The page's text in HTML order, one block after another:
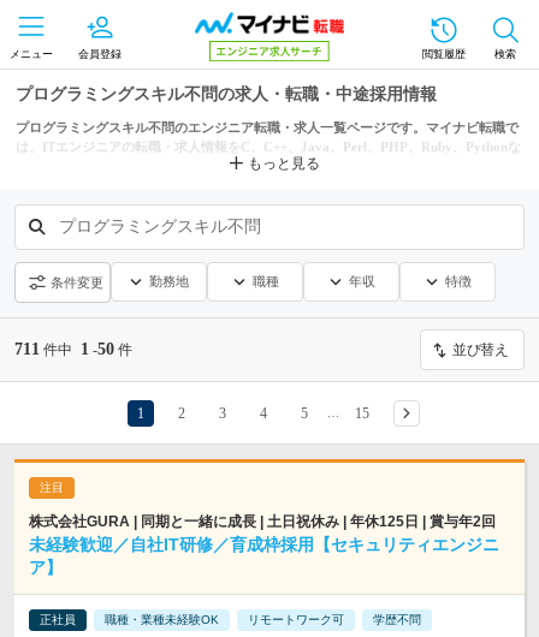
メニュー 会員登録 閲覧履歴 検索
プログラミングスキル不問の求人・転職・中途採用情報
プログラミングスキル不問のエンジニア転職・求人一覧ページです。マイナビ転職で
は、ITエンジニアの転職・求人情報をC、C++、Java、Perl、PHP、Ruby、Pythonな
もっと見る
プログラミングスキル不問
条件変更 勤務地 職種 年収 特徴
711 件中 1 -50 件 並び替え
1 2 3 4 5 15
株式会社GURA | 同期と一緒に成長 | 土日祝休み | 年休125日 | 賞与年2回
未経験歓迎／自社IT研修／育成枠採用【セキュリティエンジニ
ア】
正社員 職種・業種未経験OK リモートワーク可 学歴不問